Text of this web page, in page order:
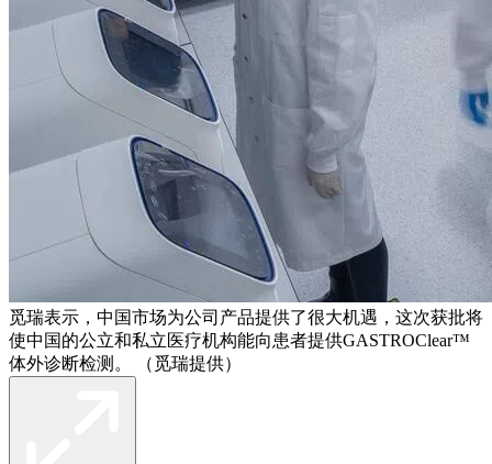
觅瑞表示，中国市场为公司产品提供了很大机遇，这次获批将
使中国的公立和私立医疗机构能向患者提供GASTROClear™
体外诊断检测。 （觅瑞提供）